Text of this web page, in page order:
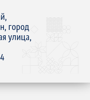
город
улица,